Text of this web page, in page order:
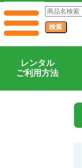
レンタル
ご利用方法